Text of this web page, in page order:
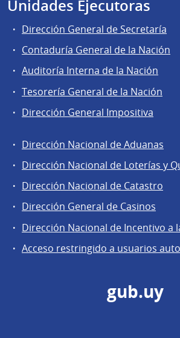
Unidades Ejecutoras
Dirección General de Secretaría
Contaduría General de la Nación
Auditoría Interna de la Nación
Tesorería General de la Nación
Dirección General Impositiva
Áreas
de
la
Dirección
General
de
Secretaría
Dirección Nacional de Aduanas
Dirección Nacional de Loterías y
Dirección Nacional de Catastro
Dirección General de Casinos
Dirección Nacional de Incentivo a
Acceso restringido a usuarios
gub.uy